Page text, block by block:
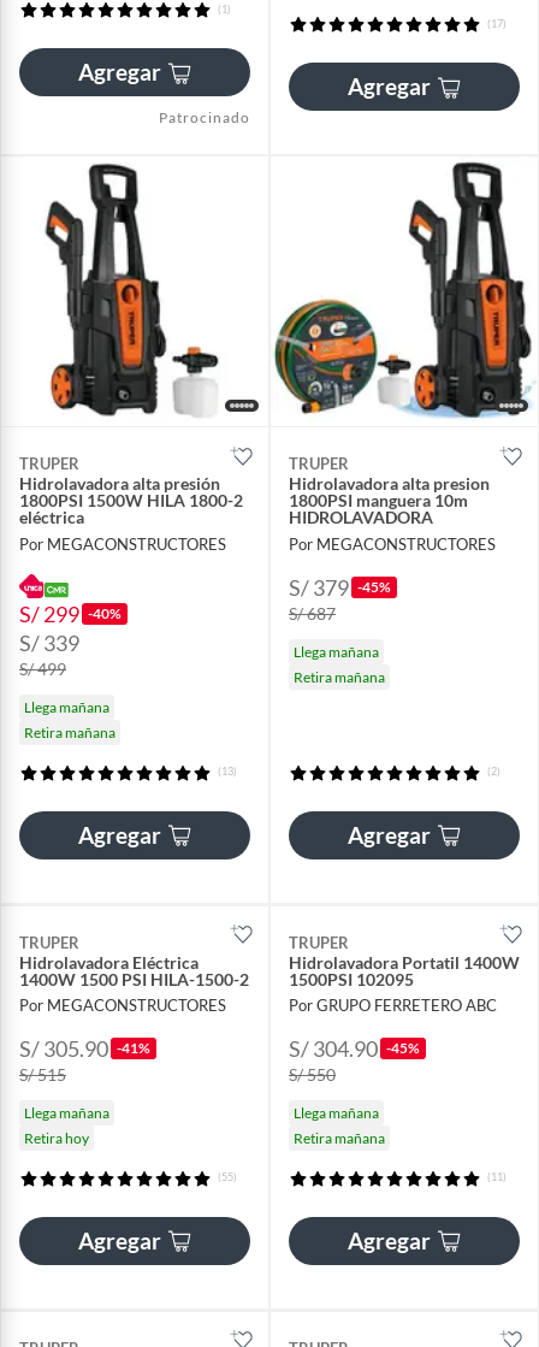
(1)
Agregar
Patrocinado
(17)
Agregar
TRUPER
Hidrolavadora alta presión
1800PSI 1500W HILA 1800-2
eléctrica
Por MEGACONSTRUCTORES
S/ 299 -40%
S/ 339
S/ 499
Llega mañana
Retira mañana
(13)
Agregar
TRUPER
Hidrolavadora alta presion
1800PSI manguera 10m
HIDROLAVADORA
Por MEGACONSTRUCTORES
S/ 379 -45%
S/ 687
Llega mañana
Retira mañana
(2)
Agregar
TRUPER
Hidrolavadora Eléctrica
1400W 1500 PSI HILA-1500-2
Por MEGACONSTRUCTORES
S/ 305.90 -41%
S/ 515
Llega mañana
Retira hoy
(55)
Agregar
TRUPER
Hidrolavadora Portatil 1400W
1500PSI 102095
Por GRUPO FERRETERO ABC
S/ 304.90 -45%
S/ 550
Llega mañana
Retira mañana
(11)
Agregar